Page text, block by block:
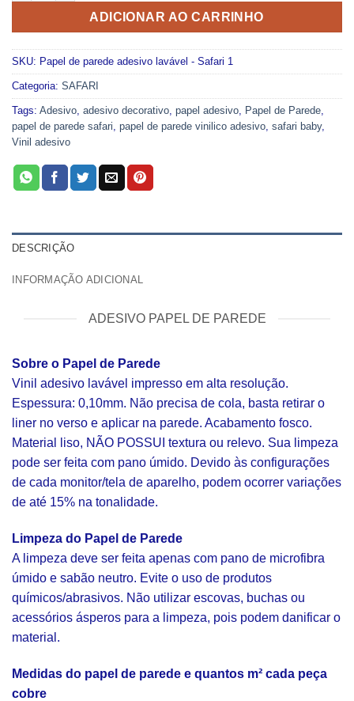
ADICIONAR AO CARRINHO
SKU: Papel de parede adesivo lavável - Safari 1
Categoria: SAFARI
Tags: Adesivo, adesivo decorativo, papel adesivo, Papel de Parede,
papel de parede safari, papel de parede vinilico adesivo, safari baby,
Vinil adesivo
DESCRIÇÃO
INFORMAÇÃO ADICIONAL
ADESIVO PAPEL DE PAREDE
Sobre o Papel de Parede
Vinil adesivo lavável impresso em alta resolução.
Espessura: 0,10mm. Não precisa de cola, basta retirar o
liner no verso e aplicar na parede. Acabamento fosco.
Material liso, NÃO POSSUI textura ou relevo. Sua limpeza
pode ser feita com pano úmido. Devido às configurações
de cada monitor/tela de aparelho, podem ocorrer variações
de até 15% na tonalidade.
Limpeza do Papel de Parede
A limpeza deve ser feita apenas com pano de microfibra
úmido e sabão neutro. Evite o uso de produtos
químicos/abrasivos. Não utilizar escovas, buchas ou
acessórios ásperos para a limpeza, pois podem danificar o
material.
Medidas do papel de parede e quantos m² cada peça
cobre